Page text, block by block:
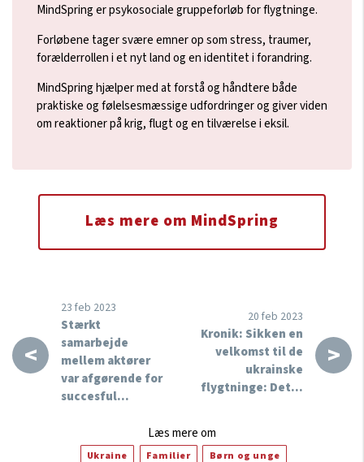
MindSpring er psykosociale gruppeforløb for flygtninge.
Forløbene tager svære emner op som stress, traumer,
forælderrollen i et nyt land og en identitet i forandring.
MindSpring hjælper med at forstå og håndtere både
praktiske og følelsesmæssige udfordringer og giver viden
om reaktioner på krig, flugt og en tilværelse i eksil.
Læs mere om MindSpring
<
23 feb 2023
Stærkt
samarbejde
mellem aktører
var afgørende for
succesful…
>
20 feb 2023
Kronik: Sikken en
velkomst til de
ukrainske
flygtninge: Det…
Læs mere om
Ukraine Familier Børn og unge